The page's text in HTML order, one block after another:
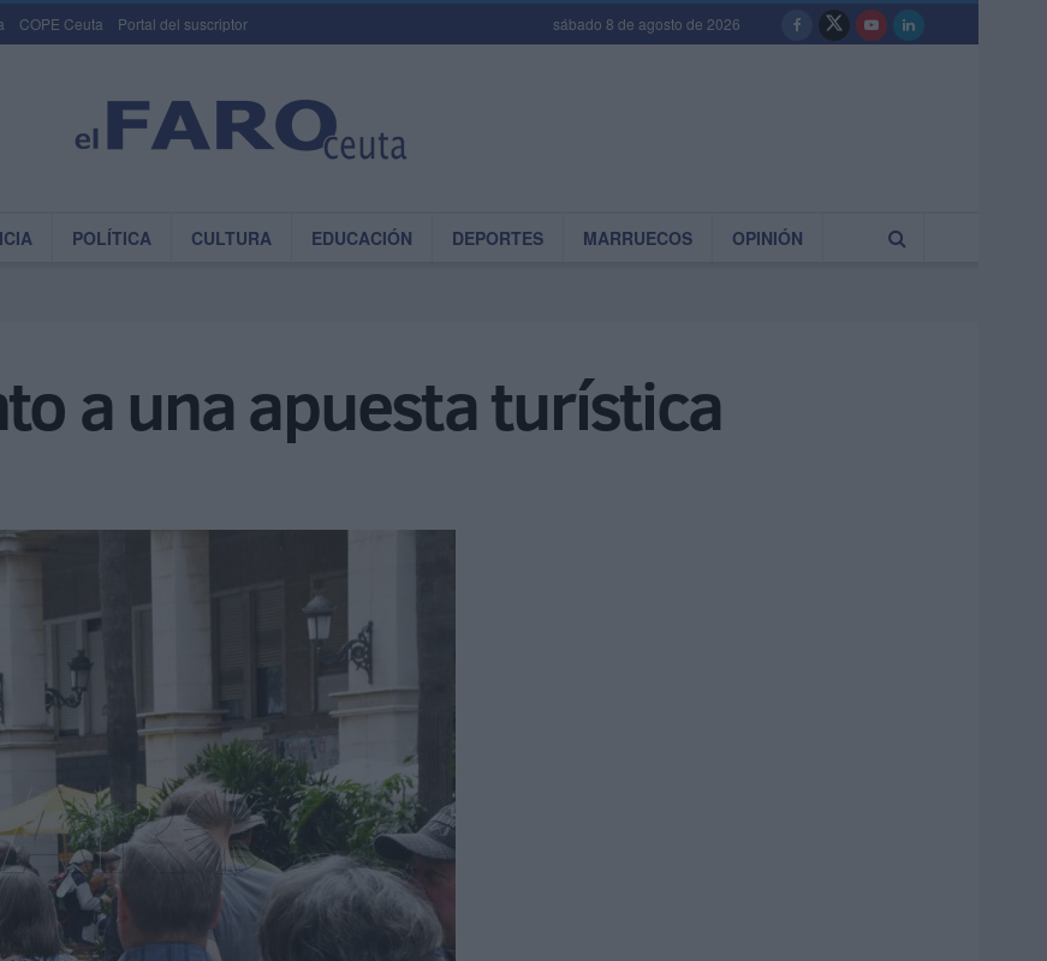
COPE Ceuta Portal del suscriptor sábado 8 de agosto de 2026
POLÍTICA CULTURA EDUCACIÓN DEPORTES MARRUECOS OPINIÓN
a una apuesta turística